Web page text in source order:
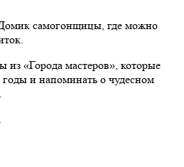
самогонщицы, где можно
из «Города мастеров», которые
годы и напоминать о чудесном